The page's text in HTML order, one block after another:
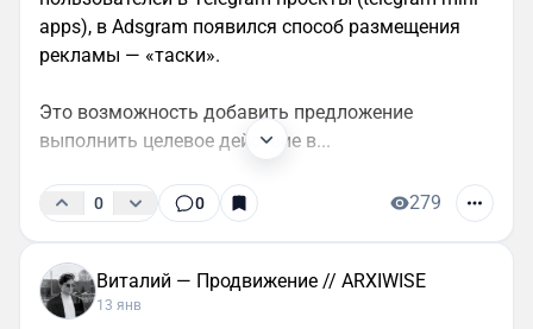
apps), в Adsgram появился способ размещения
рекламы — «таски».
Это возможность добавить предложение
выполнить целевое действие в...
0 0 279
Виталий — Продвижение // ARXIWISE
13 янв